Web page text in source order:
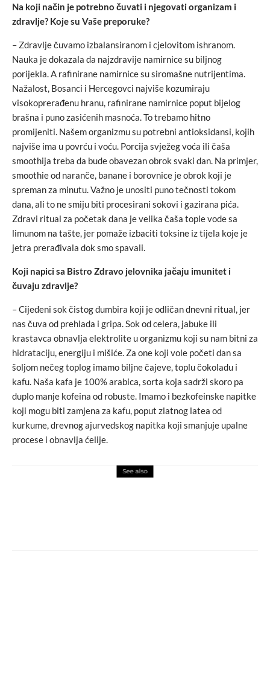
Na koji način je potrebno čuvati i njegovati organizam i
zdravlje? Koje su Vaše preporuke?
– Zdravlje čuvamo izbalansiranom i cjelovitom ishranom.
Nauka je dokazala da najzdravije namirnice su biljnog
porijekla. A rafinirane namirnice su siromašne nutrijentima.
Nažalost, Bosanci i Hercegovci najviše kozumiraju
visokoprerađenu hranu, rafinirane namirnice poput bijelog
brašna i puno zasićenih masnoća. To trebamo hitno
promijeniti. Našem organizmu su potrebni antioksidansi, kojih
najviše ima u povrću i voću. Porcija svježeg voća ili čaša
smoothija treba da bude obavezan obrok svaki dan. Na primjer,
smoothie od naranče, banane i borovnice je obrok koji je
spreman za minutu. Važno je unositi puno tečnosti tokom
dana, ali to ne smiju biti procesirani sokovi i gazirana pića.
Zdravi ritual za početak dana je velika čaša tople vode sa
limunom na tašte, jer pomaže izbaciti toksine iz tijela koje je
jetra prerađivala dok smo spavali.
Koji napici sa Bistro Zdravo jelovnika jačaju imunitet i
čuvaju zdravlje?
– Cijeđeni sok čistog đumbira koji je odličan dnevni ritual, jer
nas čuva od prehlada i gripa. Sok od celera, jabuke ili
krastavca obnavlja elektrolite u organizmu koji su nam bitni za
hidrataciju, energiju i mišiće. Za one koji vole početi dan sa
šoljom nečeg toplog imamo biljne čajeve, toplu čokoladu i
kafu. Naša kafa je 100% arabica, sorta koja sadrži skoro pa
duplo manje kofeina od robuste. Imamo i bezkofeinske napitke
koji mogu biti zamjena za kafu, poput zlatnog latea od
kurkume, drevnog ajurvedskog napitka koji smanjuje upalne
procese i obnavlja ćelije.
See also